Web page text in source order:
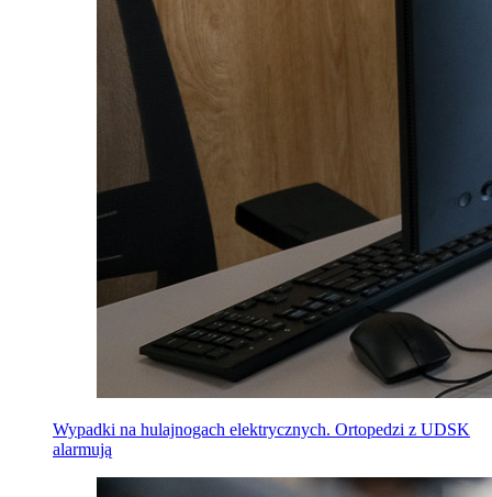
Wypadki na hulajnogach elektrycznych. Ortopedzi z UDSK
alarmują